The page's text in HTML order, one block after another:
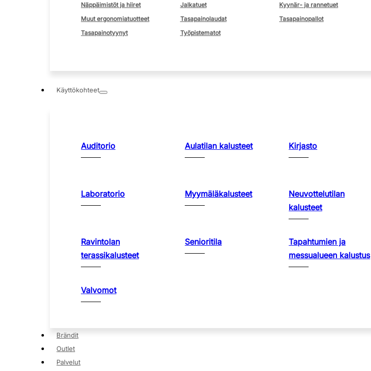
Näppäimistöt ja hiiret
Jalkatuet
Kyynär- ja rannetuet
Muut ergonomiatuotteet
Tasapainolaudat
Tasapainopallot
Tasapainotyynyt
Työpistematot
Käyttökohteet
Auditorio Aulatilan kalusteet Kirjasto
Laboratorio Myymäläkalusteet
Neuvottelutilan
kalusteet
Ravintolan
terassikalusteet
Senioritila
Tapahtumien ja
messualueen kalustus
Valvomot
Brändit
Outlet
Palvelut